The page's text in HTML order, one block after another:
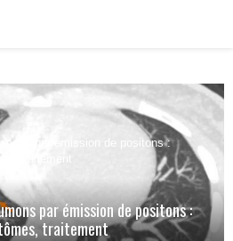
par émission de positons :
traitement
par émission de positons :
traitement